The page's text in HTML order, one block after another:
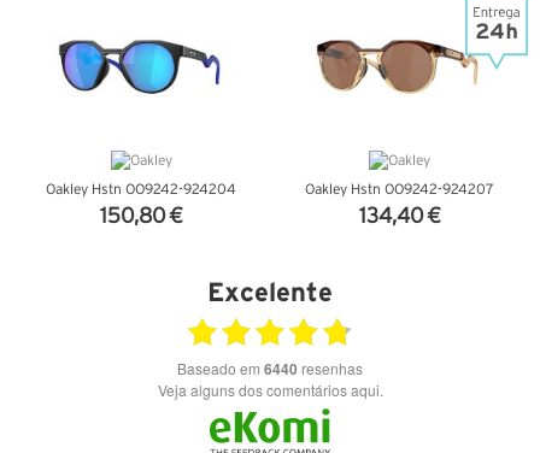
Oakley Hstn OO9242-924204
150,80 €
Oakley Hstn OO9242-924207
134,40 €
Excelente
Baseado em 6440 resenhas
Veja alguns dos comentários aqui.